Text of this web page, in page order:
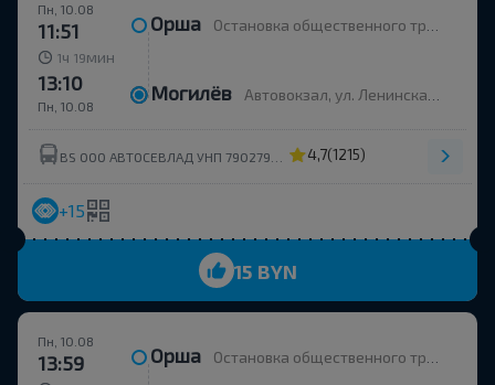
Пн, 10.08
11:51 Орша Остановка общественного транспорта Улица Строителей
1ч 19 мин
Пн, 10.08
13:10 Могилёв Автовокзал, ул. Ленинская 93
4,7(1215)
+15
15 BYN
Пн, 10.08
13:59 Орша Остановка общественного транспорта Улица Строителей